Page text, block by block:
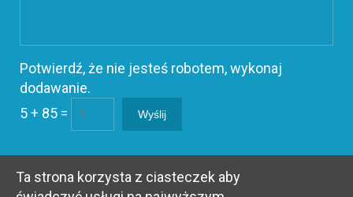
Potwierdź, że nie jesteś robotem, wykonaj
dodawanie.
5 + 85 =
Ta strona korzysta z ciasteczek aby